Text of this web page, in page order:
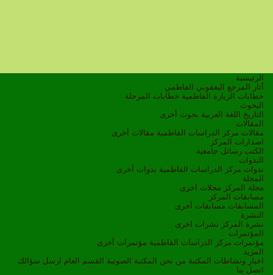
الرئيسية
أثار المرجع اليعقوبي الفاطمي
خطابات الزيارة الفاطمية خطابات المرحلة
البحوث
التاريخ
اللغة العربية بحوث أخرى
المقالات
مقالات مركز الدراسات الفاطمية مقالات أخرى
اصدارات المركز
الكتب رسائل جامعية
الندوات
ندوات مركز الدراسات الفاطمية ندوات أخرى
المجلة
مجلة المركز مجلات اخرى
مسابقات المركز
المسابقات مسابقات أخرى
النشرة
نشرة المركز نشرات اخرى
المؤتمرات
مؤتمرات مركز الدراسات الفاطمية مؤتمرات أخرى
المزيد
اخبار ونشاطات
المكتبة من نحن المكتبة الصوتية القسم العام ارسل سؤالك
اتصل بنا